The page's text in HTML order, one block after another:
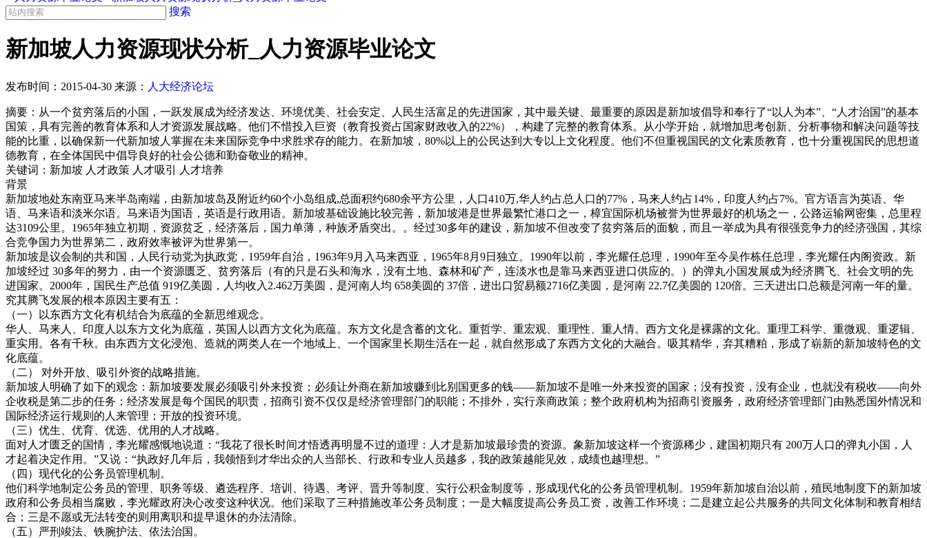
搜索
新加坡人力资源现状分析_人力资源毕业论文
发布时间： 2015-04-30 来源： 人大经济论坛
摘要：从一个贫穷落后的小国，一跃发展成为经济发达、环境优美、社会安定、人民生活富足的先进国家，其中最关键、最重要的原因是新加坡倡导和奉行了“以人为本”、“人才治国”的基本
国策，具有完善的教育体系和人才资源发展战略。他们不惜投入巨资（教育投资占国家财政收入的22%），构建了完整的教育体系。从小学开始，就增加思考创新、分析事物和解决问题等技
能的比重，以确保新一代新加坡人掌握在未来国际竞争中求胜求存的能力。在新加坡，80%以上的公民达到大专以上文化程度。他们不但重视国民的文化素质教育，也十分重视国民的思想道
德教育，在全体国民中倡导良好的社会公德和勤奋敬业的精神。
关键词：新加坡 人才政策 人才吸引 人才培养
背景
新加坡地处东南亚马来半岛南端，由新加坡岛及附近约60个小岛组成,总面积约680余平方公里，人口410万,华人约占总人口的77%，马来人约占14%，印度人约占7%。官方语言为英语、华
语、马来语和淡米尔语。马来语为国语，英语是行政用语。新加坡基础设施比较完善，新加坡港是世界最繁忙港口之一，樟宜国际机场被誉为世界最好的机场之一，公路运输网密集，总里程
达3109公里。1965年独立初期，资源贫乏，经济落后，国力单薄，种族矛盾突出。。经过30多年的建设，新加坡不但改变了贫穷落后的面貌，而且一举成为具有很强竞争力的经济强国，其综
合竞争国力为世界第二，政府效率被评为世界第一。
新加坡是议会制的共和国，人民行动党为执政党，1959年自治，1963年9月入马来西亚，1965年8月9日独立。1990年以前，李光耀任总理，1990年至今吴作栋任总理，李光耀任内阁资政。新
加坡经过 30多年的努力，由一个资源匮乏、贫穷落后（有的只是石头和海水，没有土地、森林和矿产，连淡水也是靠马来西亚进口供应的。）的弹丸小国发展成为经济腾飞、社会文明的先
进国家。2000年，国民生产总值 919亿美圆，人均收入2.462万美圆，是河南人均 658美圆的 37倍，进出口贸易额2716亿美圆，是河南 22.7亿美圆的 120倍。三天进出口总额是河南一年的量。
究其腾飞发展的根本原因主要有五：
（一）以东西方文化有机结合为底蕴的全新思维观念。
华人、马来人、印度人以东方文化为底蕴，英国人以西方文化为底蕴。东方文化是含蓄的文化。重哲学、重宏观、重理性、重人情。西方文化是裸露的文化。重理工科学、重微观、重逻辑、
重实用。各有千秋。由东西方文化浸泡、造就的两类人在一个地域上、一个国家里长期生活在一起，就自然形成了东西方文化的大融合。吸其精华，弃其糟粕，形成了崭新的新加坡特色的文
化底蕴。
（二） 对外开放、吸引外资的战略措施。
新加坡人明确了如下的观念：新加坡要发展必须吸引外来投资；必须让外商在新加坡赚到比别国更多的钱——新加坡不是唯一外来投资的国家；没有投资，没有企业，也就没有税收——向外
企收税是第二步的任务；经济发展是每个国民的职责，招商引资不仅仅是经济管理部门的职能；不排外，实行亲商政策；整个政府机构为招商引资服务，政府经济管理部门由熟悉国外情况和
国际经济运行规则的人来管理；开放的投资环境。
（三）优生、优育、优选、优用的人才战略。
面对人才匮乏的国情，李光耀感慨地说道：“我花了很长时间才悟透再明显不过的道理：人才是新加坡最珍贵的资源。象新加坡这样一个资源稀少，建国初期只有 200万人口的弹丸小国，人
才起着决定作用。”又说：“执政好几年后，我领悟到才华出众的人当部长、行政和专业人员越多，我的政策越能见效，成绩也越理想。”
（四）现代化的公务员管理机制。
他们科学地制定公务员的管理、职务等级、遴选程序、培训、待遇、考评、晋升等制度、实行公积金制度等，形成现代化的公务员管理机制。1959年新加坡自治以前，殖民地制度下的新加坡
政府和公务员相当腐败，李光耀政府决心改变这种状况。他们采取了三种措施改革公务员制度；一是大幅度提高公务员工资，改善工作环境；二是建立起公共服务的共同文化体制和教育相结
合；三是不愿或无法转变的则用离职和提早退休的办法清除。
（五）严刑竣法、铁腕护法、依法治国。